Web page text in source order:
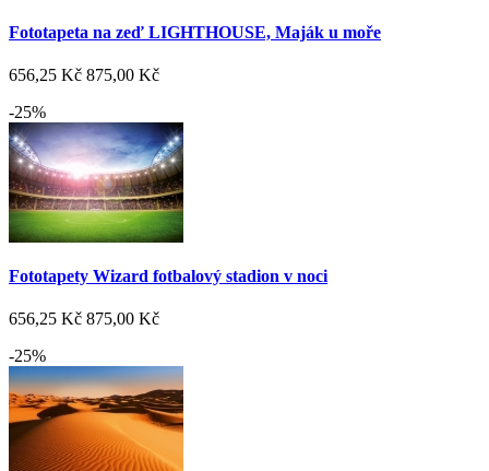
Fototapeta na zeď LIGHTHOUSE, Maják u moře
656,25 Kč 875,00 Kč
-25%
Fototapety Wizard fotbalový stadion v noci
656,25 Kč 875,00 Kč
-25%